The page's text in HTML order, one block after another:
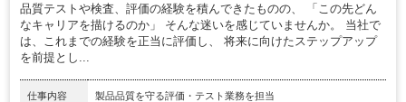
品質テストや検査、評価の経験を積んできたものの、 「この先どん
なキャリアを描けるのか」 そんな迷いを感じていませんか。 当社で
は、これまでの経験を正当に評価し、 将来に向けたステップアップ
を前提とし...
仕事内容 製品品質を守る評価・テスト業務を担当